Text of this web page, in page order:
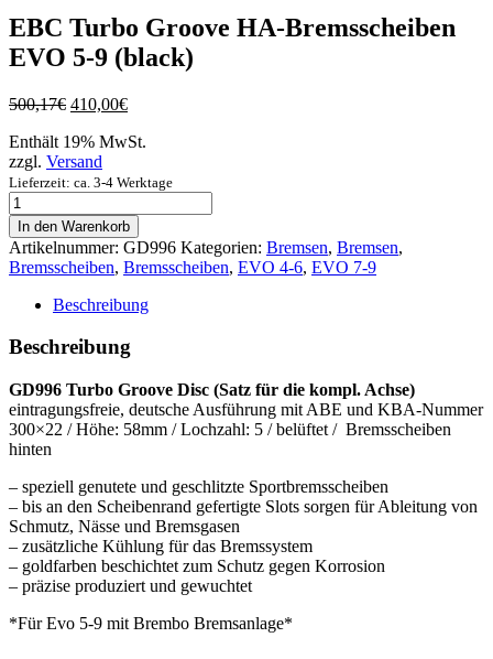
EBC Turbo Groove HA-Bremsscheiben
EVO 5-9 (black)
500,17€ Ursprünglicher
war:
500,17€
410,00€Aktueller
ist:
Enthält 19% MwSt.
zzgl. Versand
Lieferzeit: ca. 3-4 Werktage
EBC
Turbo
Groove
HA-
Bremsscheiben
EVO
9
(black)
In den Warenkorb
Artikelnummer: GD996 Kategorien: Bremsen, Bremsen,
Bremsscheiben, Bremsscheiben, EVO 4-6, EVO 7-9
Beschreibung
Beschreibung
GD996 Turbo Groove Disc (Satz für die kompl. Achse)
eintragungsfreie, deutsche Ausführung mit ABE und KBA-Nummer
300×22 / Höhe: 58mm / Lochzahl: 5 / belüftet / Bremsscheiben
hinten
– speziell genutete und geschlitzte Sportbremsscheiben
– bis an den Scheibenrand gefertigte Slots sorgen für Ableitung von
Schmutz, Nässe und Bremsgasen
– zusätzliche Kühlung für das Bremssystem
– goldfarben beschichtet zum Schutz gegen Korrosion
– präzise produziert und gewuchtet
*Für Evo 5-9 mit Brembo Bremsanlage*